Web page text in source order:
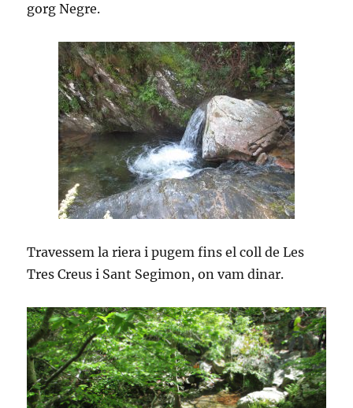
gorg Negre.
Travessem la riera i pugem fins el coll de Les
Tres Creus i Sant Segimon, on vam dinar.